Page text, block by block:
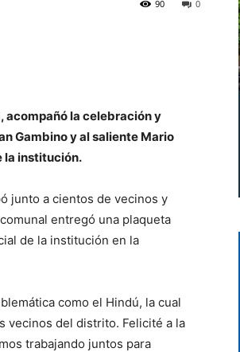
0
90
acompañó la celebración y
Gambino y al saliente Mario
la institución.
junto a cientos de vecinos y
entregó una plaqueta
de la institución en la
como el Hindú, la cual
vecinos del distrito. Felicité a la
trabajando juntos para